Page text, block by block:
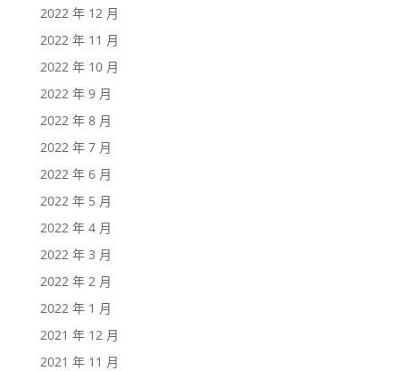
2022 年 12 月
2022 年 11 月
2022 年 10 月
2022 年 9 月
2022 年 8 月
2022 年 7 月
2022 年 6 月
2022 年 5 月
2022 年 4 月
2022 年 3 月
2022 年 2 月
2022 年 1 月
2021 年 12 月
2021 年 11 月